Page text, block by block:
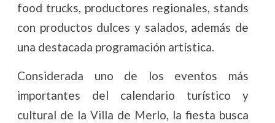
food trucks, productores regionales, stands
con productos dulces y salados, además de
una destacada programación artística.
Considerada uno de los eventos más
importantes del calendario turístico y
cultural de la Villa de Merlo, la fiesta busca